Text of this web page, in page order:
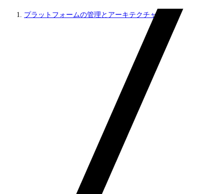
プラットフォームの管理とアーキテクチャ